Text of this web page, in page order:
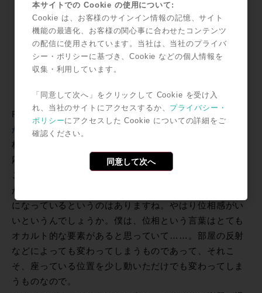
ROCK ON PRO：ミキシングにおいてはいかがでしょう
か？
杉山：ミックスしている最中は、出ている音に対して反
応をしているので、やりやすいとか、やりにくいという
ことはありませんでした。ただ出来上がったときに、音
が思った位置に来ているというか、想像通りの仕上がり
になっているというのはありますね。やはり位相感がい
いというんでしょうか。僕は、位相という言葉はとても
オカルト的な要素があると思っていて……。部屋の反射
などによっても変わってしまうものであって、それこ
そ、座っている位置を少し動いただけでも変わってしま
うものなので。
本サイトでの Cookie の使用について:
Cookie は、お客様のサインイン情報の記憶、サイト
機能の最適化、お客様の関心事に合わせたコンテンツ
の配信に使用されています。当社は、当社のプライバ
シー・ポリシーに基づき、Cookie などの個人情報を
収集・利用しています。
「同意して次へ」をクリックして Cookie を受け入
れ、当社のサイトにアクセスするか、 プライバシー・
ポリシーにアクセスした Cookie についての詳細をご
確認ください。
同意して次へ